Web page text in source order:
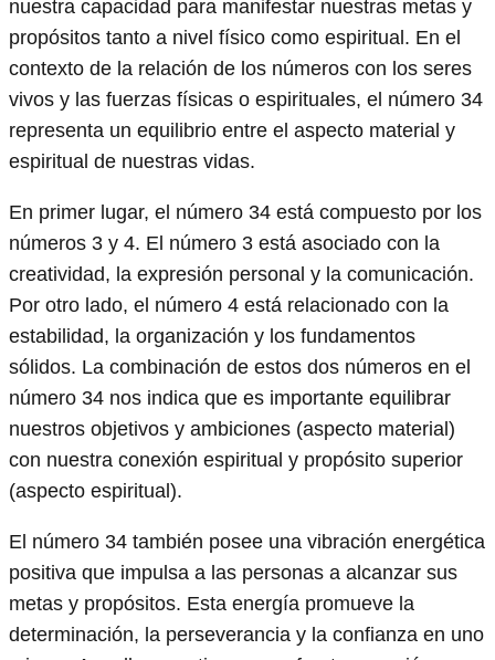
nuestra capacidad para manifestar nuestras metas y
propósitos tanto a nivel físico como espiritual. En el
contexto de la relación de los números con los seres
vivos y las fuerzas físicas o espirituales, el número 34
representa un equilibrio entre el aspecto material y
espiritual de nuestras vidas.
En primer lugar, el número 34 está compuesto por los
números 3 y 4. El número 3 está asociado con la
creatividad, la expresión personal y la comunicación.
Por otro lado, el número 4 está relacionado con la
estabilidad, la organización y los fundamentos
sólidos. La combinación de estos dos números en el
número 34 nos indica que es importante equilibrar
nuestros objetivos y ambiciones (aspecto material)
con nuestra conexión espiritual y propósito superior
(aspecto espiritual).
El número 34 también posee una vibración energética
positiva que impulsa a las personas a alcanzar sus
metas y propósitos. Esta energía promueve la
determinación, la perseverancia y la confianza en uno